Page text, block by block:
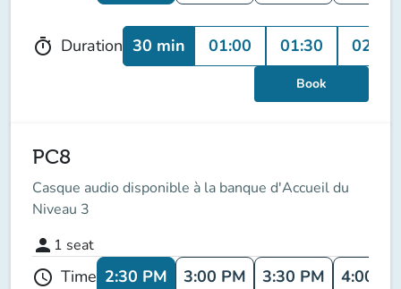
timer Duration 30 min 01:00 01:30 02:00
Book
PC8
Casque audio disponible à la banque d'Accueil du
Niveau 3
person 1 seat
schedule Time 2:30 PM 3:00 PM 3:30 PM 4:00